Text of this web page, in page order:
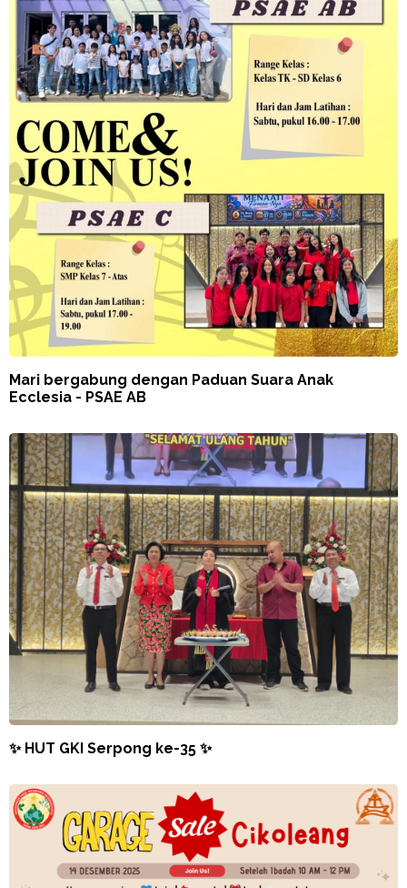
Mari bergabung dengan Paduan Suara Anak
Ecclesia - PSAE AB
✨ HUT GKI Serpong ke-35 ✨